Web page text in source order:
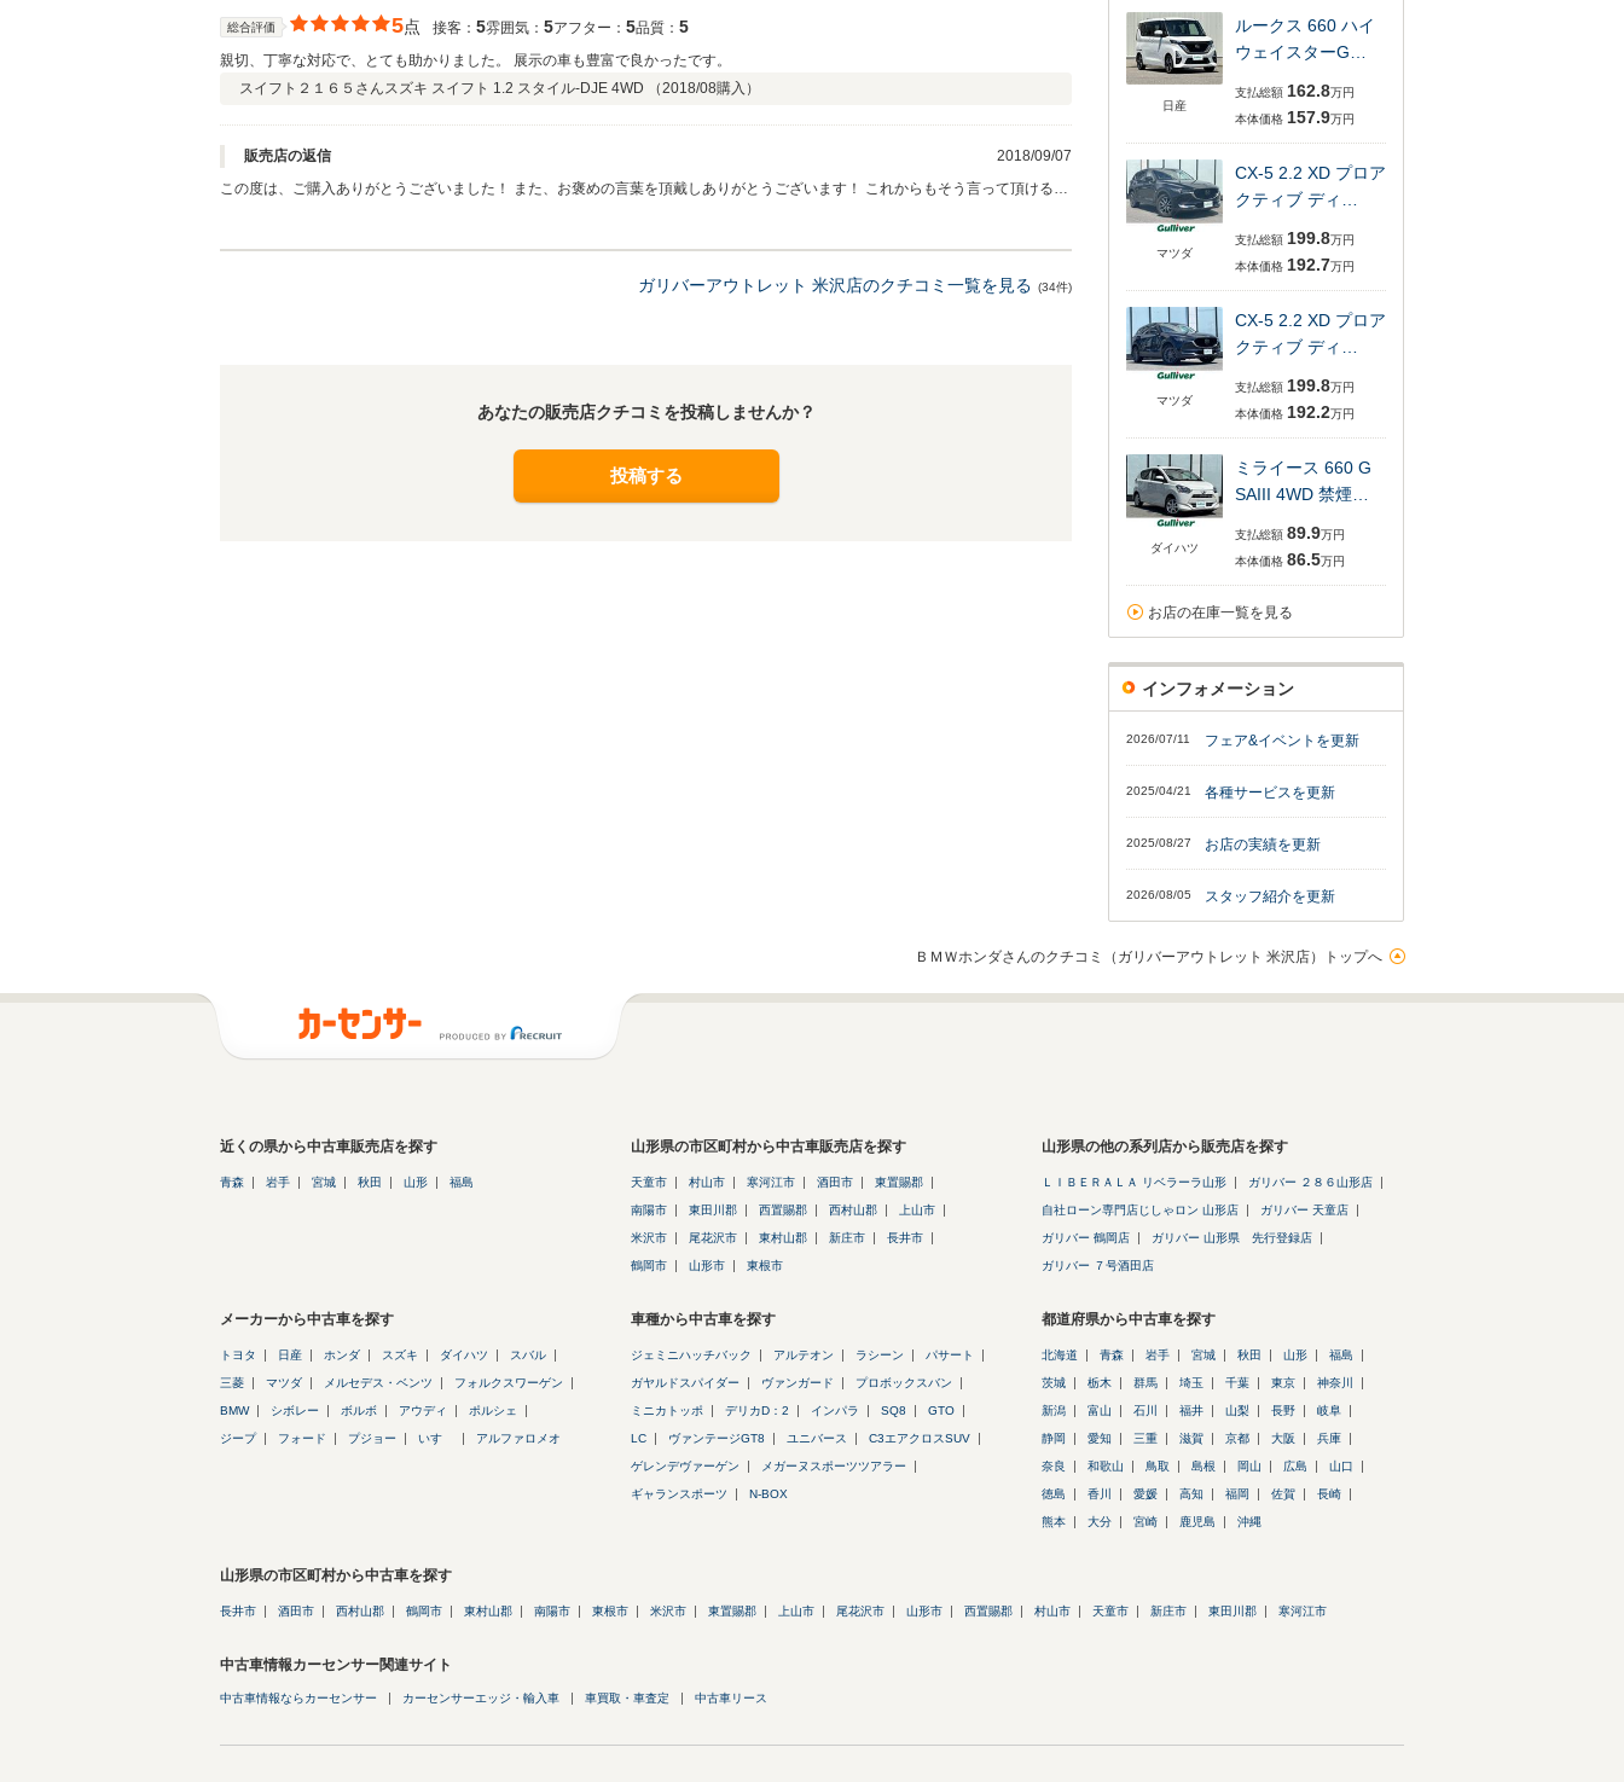
総合評価 5点 接客： 5雰囲気： 5アフター： 5品質： 5
親切、丁寧な対応で、とても助かりました。 展示の車も豊富で良かったです。
スイフト２１６５さんスズキ スイフト 1.2 スタイル-DJE 4WD （2018/08購入）
販売店の返信
2018/09/07
この度は、ご購入ありがとうございました！ また、お褒めの言葉を頂戴しありがとうございます！ これからもそう言って頂けるよ
ガリバーアウトレット 米沢店のクチコミ一覧を見る (34件)
あなたの販売店クチコミを投稿しませんか？
投稿する
日産
ルークス 660 ハイ
ウェイスターG…
支払総額 162.8万円
本体価格 157.9万円
マツダ
CX-5 2.2 XD プロア
クティブ ディ…
支払総額 199.8万円
本体価格 192.7万円
マツダ
CX-5 2.2 XD プロア
クティブ ディ…
支払総額 199.8万円
本体価格 192.2万円
ダイハツ
ミライース 660 G
SAIII 4WD 禁煙…
支払総額 89.9万円
本体価格 86.5万円
お店の在庫一覧を見る
インフォメーション
2026/07/11 フェア&イベントを更新
2025/04/21 各種サービスを更新
2025/08/27 お店の実績を更新
2026/08/05 スタッフ紹介を更新
ＢＭＷホンダさんのクチコミ（ガリバーアウトレット 米沢店）トップへ
近くの県から中古車販売店を探す
青森 岩手 宮城 秋田 山形 福島
山形県の市区町村から中古車販売店を探す
天童市 村山市 寒河江市 酒田市 東置賜郡
南陽市 東田川郡 西置賜郡 西村山郡 上山市
米沢市 尾花沢市 東村山郡 新庄市 長井市
鶴岡市 山形市 東根市
山形県の他の系列店から販売店を探す
ＬＩＢＥＲＡＬＡ リベラーラ山形 ガリバー ２８６山形店
自社ローン専門店じしゃロン 山形店 ガリバー 天童店
ガリバー 鶴岡店 ガリバー 山形県 先行登録店
ガリバー ７号酒田店
メーカーから中古車を探す
トヨタ 日産 ホンダ スズキ ダイハツ スバル
三菱 マツダ メルセデス・ベンツ フォルクスワーゲン
BMW シボレー ボルボ アウディ ポルシェ
ジープ フォード プジョー いすゞ アルファロメオ
車種から中古車を探す
ジェミニハッチバック アルテオン ラシーン パサート
ガヤルドスパイダー ヴァンガード プロボックスバン
ミニカトッポ デリカD：2 インパラ SQ8 GTO
LC ヴァンテージGT8 ユニバース C3エアクロスSUV
ゲレンデヴァーゲン メガーヌスポーツツアラー
ギャランスポーツ N-BOX
都道府県から中古車を探す
北海道 青森 岩手 宮城 秋田 山形 福島
茨城 栃木 群馬 埼玉 千葉 東京 神奈川
新潟 富山 石川 福井 山梨 長野 岐阜
静岡 愛知 三重 滋賀 京都 大阪 兵庫
奈良 和歌山 鳥取 島根 岡山 広島 山口
徳島 香川 愛媛 高知 福岡 佐賀 長崎
熊本 大分 宮崎 鹿児島 沖縄
山形県の市区町村から中古車を探す
長井市 酒田市 西村山郡 鶴岡市 東村山郡 南陽市 東根市 米沢市 東置賜郡 上山市 尾花沢市 山形市 西置賜郡 村山市 天童市 新庄市 東田川郡 寒河江市
中古車情報カーセンサー関連サイト
中古車情報ならカーセンサー カーセンサーエッジ・輸入車 車買取・車査定 中古車リース